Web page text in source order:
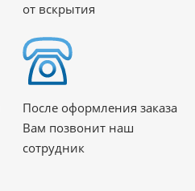
от вскрытия
После оформления заказа
Вам позвонит наш
сотрудник